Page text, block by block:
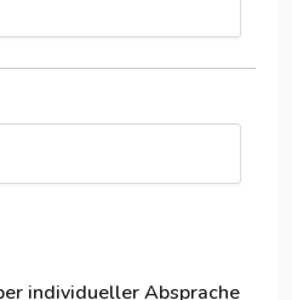
individueller Absprache